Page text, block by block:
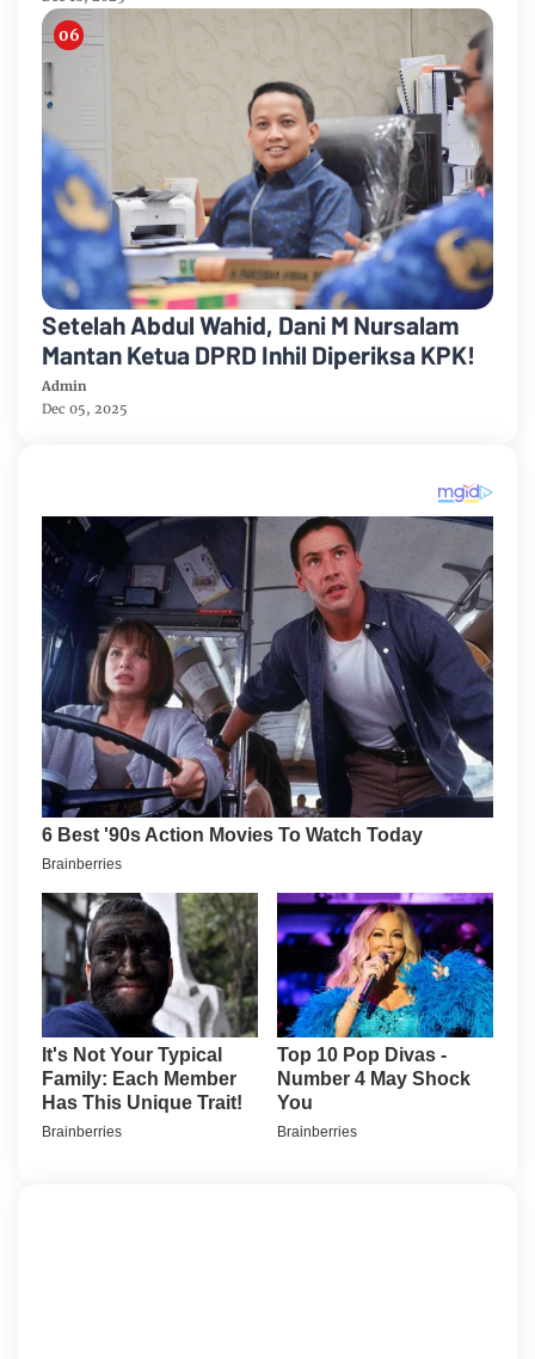
Setelah Abdul Wahid, Dani M Nursalam
Mantan Ketua DPRD Inhil Diperiksa KPK!
Admin
Dec 05, 2025